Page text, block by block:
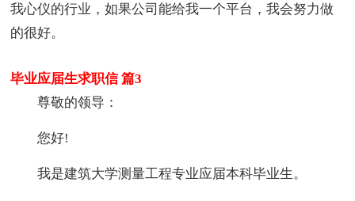
我心仪的行业，如果公司能给我一个平台，我会努力做
的很好。
毕业应届生求职信 篇3
尊敬的领导：
您好!
我是建筑大学测量工程专业应届本科毕业生。